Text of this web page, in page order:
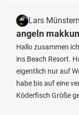
Lars
angeln
Hallo zusammen
ins Beach Resort.
eigentlich nur auf
habe bis auf eine
Köderfisch Größe